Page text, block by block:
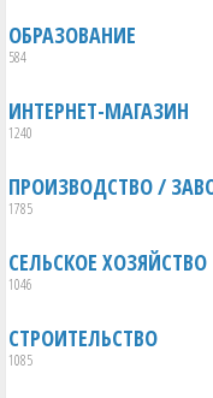
ОБРАЗОВАНИЕ
584
ИНТЕРНЕТ-МАГАЗИН
1240
ПРОИЗВОДСТВО /
1785
СЕЛЬСКОЕ ХОЗЯЙСТВО
1046
СТРОИТЕЛЬСТВО
1085